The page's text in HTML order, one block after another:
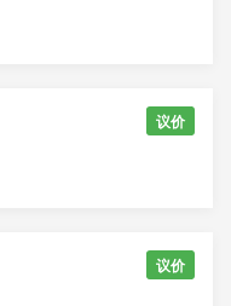
议价
议价